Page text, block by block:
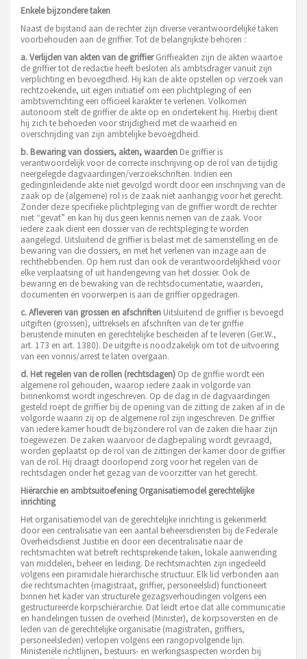
Enkele bijzondere taken
Naast de bijstand aan de rechter zijn diverse verantwoordelijke taken
voorbehouden aan de griffier. Tot de belangrijkste behoren :
a. Verlijden van akten van de griffierGriffieakten zijn de akten waartoe
de griffier tot de redactie heeft besloten als ambtsdrager vanuit zijn
verplichting en bevoegdheid. Hij kan de akte opstellen op verzoek van
rechtzoekende, uit eigen initiatief om een plichtpleging of een
ambtsverrichting een officieel karakter te verlenen. Volkomen
autonoom stelt de griffier de akte op en ondertekent hij. Hierbij dient
hij zich te behoeden voor strijdigheid met de waarheid en
overschrijding van zijn ambtelijke bevoegdheid.
b. Bewaring van dossiers, akten, waarden De griffier is
verantwoordelijk voor de correcte inschrijving op de rol van de tijdig
neergelegde dagvaardingen/verzoekschriften. Indien een
gedinginleidende akte niet gevolgd wordt door een inschrijving van de
zaak op de (algemene) rol is de zaak niet aanhangig voor het gerecht.
Zonder deze specifieke plichtpleging van de griffier wordt de rechter
niet “gevat” en kan hij dus geen kennis nemen van de zaak. Voor
iedere zaak dient een dossier van de rechtspleging te worden
aangelegd. Uitsluitend de griffier is belast met de samenstelling en de
bewaring van die dossiers, en met het verlenen van inzage aan de
rechthebbenden. Op hem rust dan ook de verantwoordelijkheid voor
elke verplaatsing of uit handengeving van het dossier. Ook de
bewaring en de bewaking van de rechtsdocumentatie, waarden,
documenten en voorwerpen is aan de griffier opgedragen.
c. Afleveren van grossen en afschriften Uitsluitend de griffier is bevoegd
uitgiften (grossen), uittreksels en afschriften van de ter griffie
berustende minuten en gerechtelijke bescheiden af te leveren (Ger.W.,
art. 173 en art. 1380). De uitgifte is noodzakelijk om tot de uitvoering
van een vonnis/arrest te laten overgaan.
d. Het regelen van de rollen (rechtsdagen) Op de griffie wordt een
algemene rol gehouden, waarop iedere zaak in volgorde van
binnenkomst wordt ingeschreven. Op de dag in de dagvaardingen
gesteld roept de griffier bij de opening van de zitting de zaken af in de
volgorde waarin zij op de algemene rol zijn ingeschreven. De griffier
van iedere kamer houdt de bijzondere rol van de zaken die haar zijn
toegewezen. De zaken waarvoor de dagbepaling wordt gevraagd,
worden geplaatst op de rol van de zittingen der kamer door de griffier
van de rol. Hij draagt doorlopend zorg voor het regelen van de
rechtsdagen onder het gezag van de voorzitter van het gerecht.
Hiërarchie en ambtsuitoefening Organisatiemodel gerechtelijke
inrichting
Het organisatiemodel van de gerechtelijke inrichting is gekenmerkt
door een centralisatie van een aantal beheersdiensten bij de Federale
Overheidsdienst Justitie en door een decentralisatie naar de
rechtsmachten wat betreft rechtsprekende taken, lokale aanwending
van middelen, beheer en leiding. De rechtsmachten zijn ingedeeld
volgens een piramidale hiërarchische structuur. Elk lid verbonden aan
die rechtsmachten (magistraat, griffier, personeelslid) functioneert
binnen het kader van structurele gezagsverhoudingen volgens een
gestructureerde korpschiërarchie. Dat leidt ertoe dat alle communicatie
en handelingen tussen de overheid (Minister), de korpsoversten en de
leden van de gerechtelijke organisatie (magistraten, griffiers,
personeelsleden) verlopen volgens een rangopvolgende lijn.
Ministeriële richtlijnen, bestuurs- en werkingsaspecten worden bij